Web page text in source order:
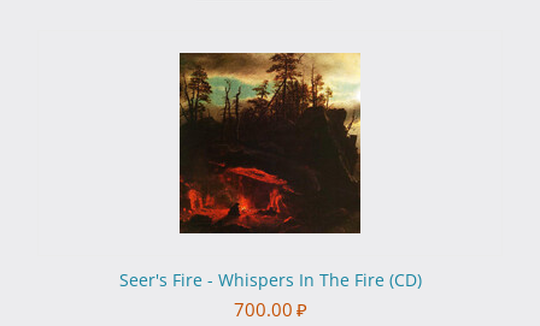
Seer's Fire - Whispers In The Fire (CD)
700.00 ₽